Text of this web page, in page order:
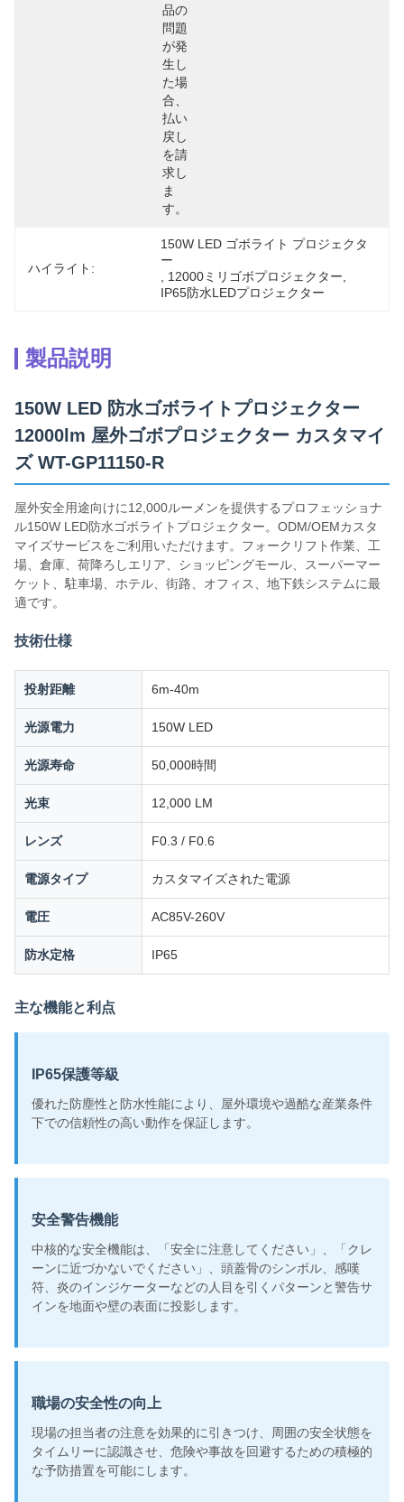
品の
問題
が発
生し
た場
合、
払い
戻し
を請
求し
ま
す。
ハイライト:
150W LED ゴボライト プロジェクタ
ー
12000ミリゴボプロジェクター
IP65防水LEDプロジェクター
製品説明
150W LED 防水ゴボライトプロジェクター
12000lm 屋外ゴボプロジェクター カスタマイ
ズ WT-GP11150-R
屋外安全用途向けに12,000ルーメンを提供するプロフェッショナ
ル150W LED防水ゴボライトプロジェクター。ODM/OEMカスタ
マイズサービスをご利用いただけます。フォークリフト作業、工
場、倉庫、荷降ろしエリア、ショッピングモール、スーパーマー
ケット、駐車場、ホテル、街路、オフィス、地下鉄システムに最
適です。
技術仕様
投射距離 6m-40m
光源電力 150W LED
光源寿命 50,000時間
光束 12,000 LM
レンズ F0.3 / F0.6
電源タイプ カスタマイズされた電源
電圧 AC85V-260V
防水定格 IP65
主な機能と利点
IP65保護等級
優れた防塵性と防水性能により、屋外環境や過酷な産業条件
下での信頼性の高い動作を保証します。
安全警告機能
中核的な安全機能は、「安全に注意してください」、「クレ
ーンに近づかないでください」、頭蓋骨のシンボル、感嘆
符、炎のインジケーターなどの人目を引くパターンと警告サ
インを地面や壁の表面に投影します。
職場の安全性の向上
現場の担当者の注意を効果的に引きつけ、周囲の安全状態を
タイムリーに認識させ、危険や事故を回避するための積極的
な予防措置を可能にします。